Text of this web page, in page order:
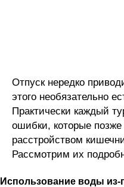
Отпуск нередко
этого необязательно
Практически каждый
ошибки, которые позже
расстройством
Рассмотрим их
Использование воды из-